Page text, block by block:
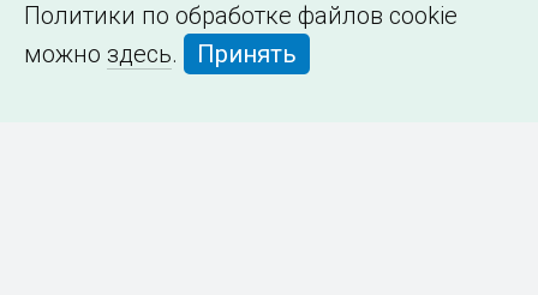
Политики по обработке файлов cookie
можно здесь. Принять